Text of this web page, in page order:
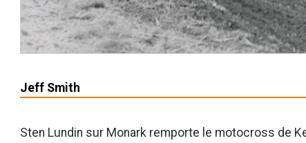
Jeff Smith
Sten Lundin sur Monark remporte le motocross de